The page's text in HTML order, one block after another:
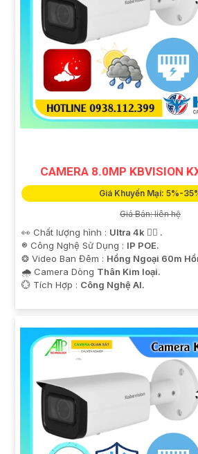
CAMERA 8.0MP KBVISION
Giá Khuyến Mại: 5%-
Giá Bán: liên hệ
👀 Chất lượng hình : Ultra 4k 👍🏾 .
®️ Công Nghệ Sử Dụng : IP POE.
❂ Video Ban Đêm : Hồng Ngoại 60m
🌧️ Camera Dòng Thân Kim loại.
️💮 Tích Hợp : Công Nghệ AI.